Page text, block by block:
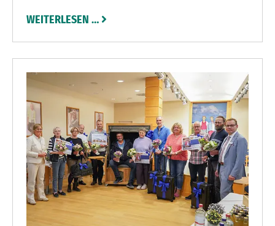
fast für echtes Mexiko-Flair, denn genau dort, im
Norden des Landes, spielt „Im Tal des Todes“.
WEITERLESEN …